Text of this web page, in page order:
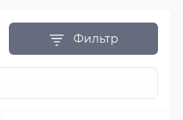
Фильтр